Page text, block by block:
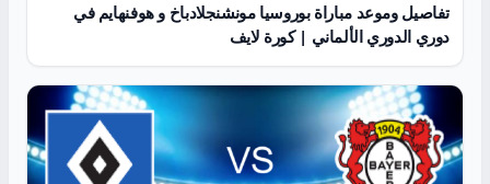
تفاصيل وموعد مباراة بوروسيا مونشنجلادباخ و هوفنهايم في
دوري الدوري الألماني | كورة لايف